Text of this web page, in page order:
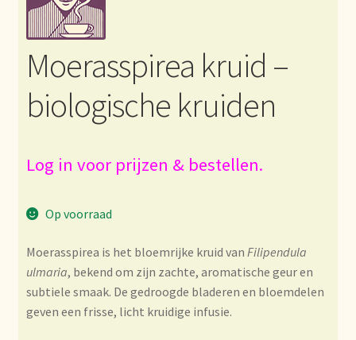
Bezahlung und Rabatte
Bienvenue dans notre commerce de gros de thé !
Bio-Zertifikate
Certificats biologiques
Commande et délai de livraison
Moerasspirea kruid –
biologische kruiden
Log in voor prijzen & bestellen.
Op voorraad
Moerasspirea is het bloemrijke kruid van Filipendula
ulmaria, bekend om zijn zachte, aromatische geur en
subtiele smaak. De gedroogde bladeren en bloemdelen
geven een frisse, licht kruidige infusie.